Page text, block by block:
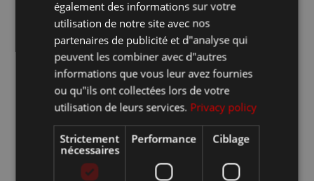
Livres scolaires
Catalogues
Magazines
Livres de fiction en noir et blanc
Recent
Comments
également des informations sur votre
utilisation de notre site avec nos
partenaires de publicité et d"analyse qui
peuvent les combiner avec d"autres
informations que vous leur avez fournies
ou qu"ils ont collectées lors de votre
utilisation de leurs services. Privacy policy
Strictement
nécessaires
Performance Ciblage